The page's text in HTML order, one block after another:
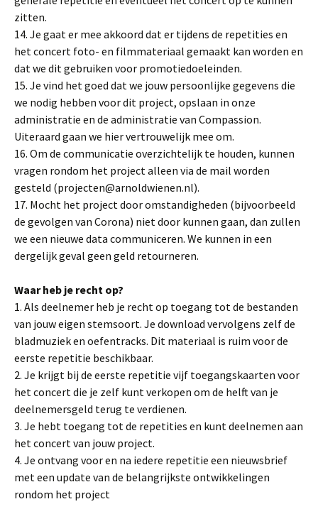
zitten.
14. Je gaat er mee akkoord dat er tijdens de repetities en
het concert foto- en filmmateriaal gemaakt kan worden en
dat we dit gebruiken voor promotiedoeleinden.
15. Je vind het goed dat we jouw persoonlijke gegevens die
we nodig hebben voor dit project, opslaan in onze
administratie en de administratie van Compassion.
Uiteraard gaan we hier vertrouwelijk mee om.
16. Om de communicatie overzichtelijk te houden, kunnen
vragen rondom het project alleen via de mail worden
gesteld (projecten@arnoldwienen.nl).
17. Mocht het project door omstandigheden (bijvoorbeeld
de gevolgen van Corona) niet door kunnen gaan, dan zullen
we een nieuwe data communiceren. We kunnen in een
dergelijk geval geen geld retourneren.
Waar heb je recht op?
1. Als deelnemer heb je recht op toegang tot de bestanden
van jouw eigen stemsoort. Je download vervolgens zelf de
bladmuziek en oefentracks. Dit materiaal is ruim voor de
eerste repetitie beschikbaar.
2. Je krijgt bij de eerste repetitie vijf toegangskaarten voor
het concert die je zelf kunt verkopen om de helft van je
deelnemersgeld terug te verdienen.
3. Je hebt toegang tot de repetities en kunt deelnemen aan
het concert van jouw project.
4. Je ontvang voor en na iedere repetitie een nieuwsbrief
met een update van de belangrijkste ontwikkelingen
rondom het project